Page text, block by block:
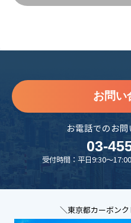
お問い
お電話でのお
03-
受付時間：平日9:30～
＼東京都カーボン